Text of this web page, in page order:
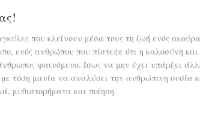
που κλείνουν μέσα τους τη ζωή ενός
ενός ανθρώπου που πίστεψε ότι η καλοσύνη
φαινόμενο. Ίσως να μην έχει υπάρξει
τόση μανία να αναλύσει την ανθρώπινη ουσία
μυθιστορήματα και ποίηση.